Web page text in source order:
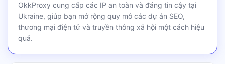
OkkProxy cung cấp các IP an toàn và đáng tin cậy tại
Ukraine, giúp bạn mở rộng quy mô các dự án SEO,
thương mại điện tử và truyền thông xã hội một cách hiệu
quả.